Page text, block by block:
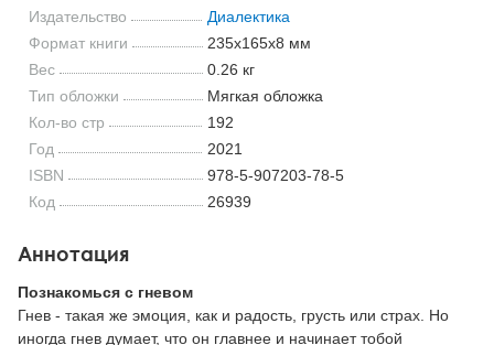
Издательство
Диалектика
Формат книги
235x165x8 мм
Вес
0.26 кг
Тип обложки
Мягкая обложка
Кол-во стр
192
Год
2021
ISBN
978-5-907203-78-5
Код
26939
Аннотация
Познакомься с гневом
Гнев - такая же эмоция, как и радость, грусть или страх. Но
иногда гнев думает, что он главнее и начинает тобой